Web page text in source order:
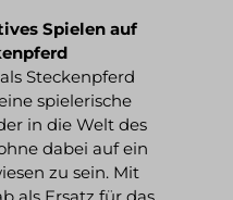
Spielen auf
Steckenpferd
spielerische
in die Welt des
dabei auf ein
zu sein. Mit